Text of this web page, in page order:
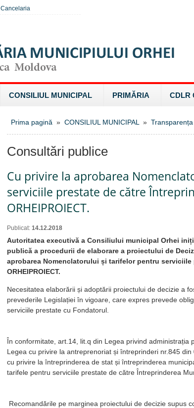
Cancelaria
CONSILIUL MUNICIPAL PRIMĂRIA CDLR
Prima pagină » CONSILIUL MUNICIPAL »
Consultări publice
Cu privire la aprobarea
serviciile prestate de către
ORHEIPROIECT.
Publicat: 14.12.2018
Autoritatea executivă a Consiliului municipal Orhei
publică a procedurii de elaborare a proiectului de
aprobarea Nomenclatorului și tarifelor pentru
ORHEIPROIECT.
Necesitatea elaborării și adoptării proiectului de decizie a
prevederile Legislației în vigoare, care expres prevede
serviciile prestate cu Fondatorul.
În conformitate, art.14, lit.q din Legea privind administrația
Legea cu privire la antreprenoriat și întreprinderi nr.845
cu privire la întreprinderea de stat și întreprinderea
tarifele pentru serviciile prestate de către Întreprinderea
Recomandările pe marginea proiectului de decizie supus